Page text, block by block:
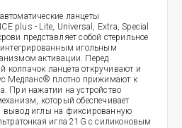
ланцеты
plus - Lite, Universal, Extra, Special
представляет собой стерильное
интегрированным игольным
активации. Перед
колпачок ланцета откручивают и
Медланс® плотно прижимают к
При нажатии на устройство
который обеспечивает
иглы на фиксированную
игла 21G с силиконовым